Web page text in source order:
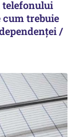
telefonului
cum trebuie
/